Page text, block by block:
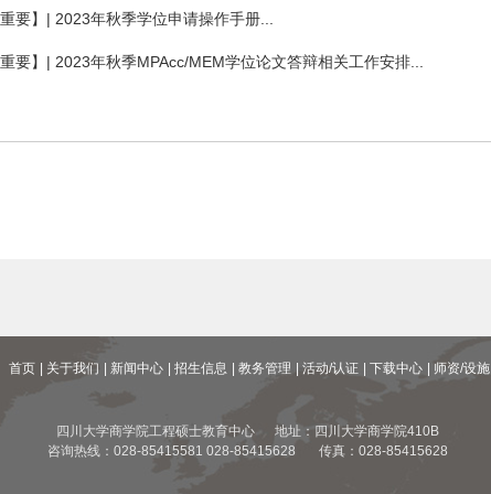
要】| 2023年秋季学位申请操作手册...
要】| 2023年秋季MPAcc/MEM学位论文答辩相关工作安排...
首页 | 关于我们 | 新闻中心 | 招生信息 | 教务管理 | 活动/认证 | 下载中心 | 师资/设施
四川大学商学院工程硕士教育中心 地址：四川大学商学院410B
咨询热线：028-85415581 028-85415628 传真：028-85415628